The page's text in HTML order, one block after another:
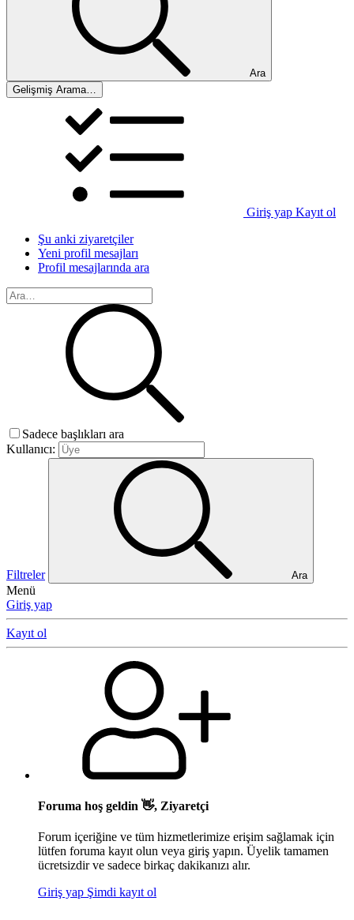
Ara
Gelişmiş Arama…
Giriş yap Kayıt ol
Şu anki ziyaretçiler
Yeni profil mesajları
Profil mesajlarında ara
Sadece başlıkları ara
Kullanıcı:
Filtreler Ara
Menü
Giriş yap
Kayıt ol
Foruma hoş geldin 👋, Ziyaretçi
Forum içeriğine ve tüm hizmetlerimize erişim sağlamak için
lütfen foruma kayıt olun veya giriş yapın. Üyelik tamamen
ücretsizdir ve sadece birkaç dakikanızı alır.
Giriş yap Şimdi kayıt ol